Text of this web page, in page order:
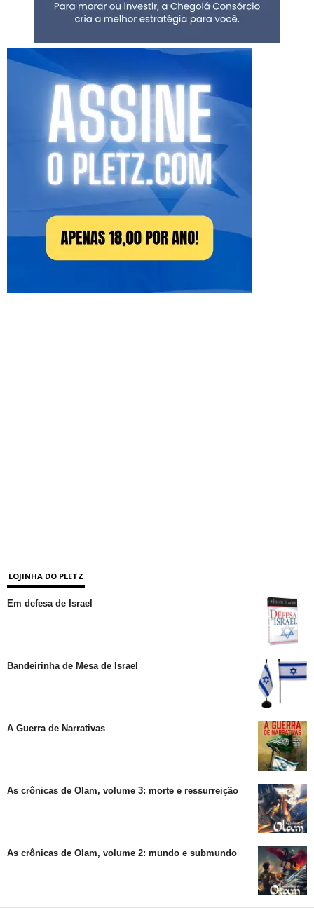
LOJINHA DO PLETZ
Em defesa de Israel
Bandeirinha de Mesa de Israel
A Guerra de Narrativas
As crônicas de Olam, volume 3: morte e ressurreição
As crônicas de Olam, volume 2: mundo e submundo